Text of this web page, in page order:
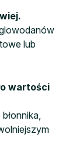
lub
wartości